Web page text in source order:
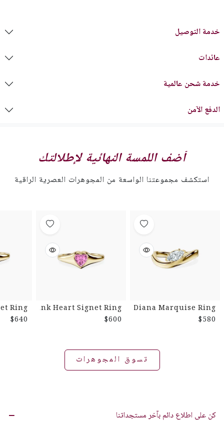
خدمة التوصيل
عائدات
خدمة شحن عالمية
الدفع الآمن
أضف اللمسة النهائية لإطلالتك
استكشف مجموعتنا الواسعة من المجوهرات العصرية الراقية
Diana Marquise Ring
$580
Pink Heart Signet Ring
$600
Ring
$640
تسوق المجوهرات
كن على اطلاع دائم بآخر مستجداتنا